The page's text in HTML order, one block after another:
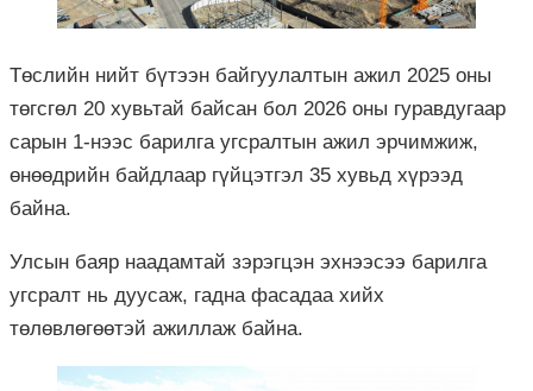
Төслийн нийт бүтээн байгуулалтын ажил 2025 оны
төгсгөл 20 хувьтай байсан бол 2026 оны гуравдугаар
сарын 1-нээс барилга угсралтын ажил эрчимжиж,
өнөөдрийн байдлаар гүйцэтгэл 35 хувьд хүрээд
байна.
Улсын баяр наадамтай зэрэгцэн эхнээсээ барилга
угсралт нь дуусаж, гадна фасадаа хийх
төлөвлөгөөтэй ажиллаж байна.